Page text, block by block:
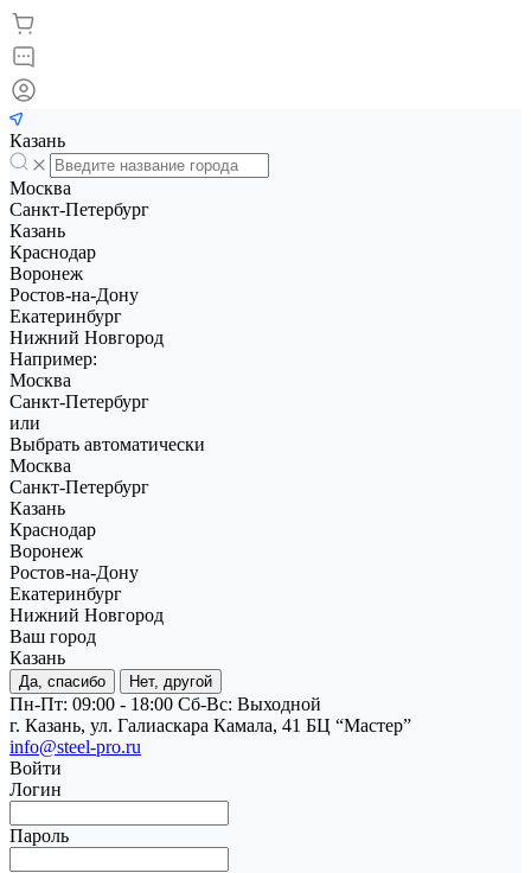
Казань
Москва
Санкт-Петербург
Казань
Краснодар
Воронеж
Ростов-на-Дону
Екатеринбург
Нижний Новгород
Например:
Москва
Санкт-Петербург
или
Выбрать автоматически
Москва
Санкт-Петербург
Казань
Краснодар
Воронеж
Ростов-на-Дону
Екатеринбург
Нижний Новгород
Ваш город
Казань
Да, спасибо Нет, другой
Пн-Пт: 09:00 - 18:00 Cб-Вс: Выходной
г. Казань, ул. Галиаскара Камала, 41 БЦ “Мастер”
info@steel-pro.ru
Войти
Логин
Пароль